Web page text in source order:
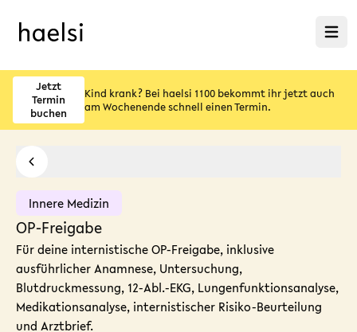
Menü
Jetzt
Termin
buchen
Kind krank? Bei haelsi 1100 bekommt ihr jetzt auch
am Wochenende schnell einen Termin.
Innere Medizin
OP-Freigabe
Für deine internistische OP-Freigabe, inklusive
ausführlicher Anamnese, Untersuchung,
Blutdruckmessung, 12-Abl.-EKG, Lungenfunktionsanalyse,
Medikationsanalyse, internistischer Risiko-Beurteilung
und Arztbrief.